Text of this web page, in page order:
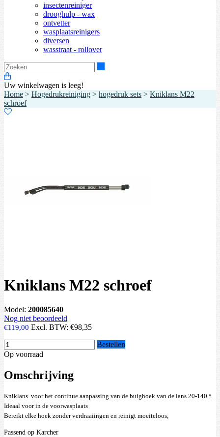
insectenreiniger
drooghulp - wax
ontvetter
wasplaatsreinigers
diversen
wasstraat - rollover
Uw winkelwagen is leeg!
Home > Hogedrukreiniging > hogedruk sets > Kniklans M22
schroef
Kniklans M22 schroef
Model: 200085640
Nog niet beoordeeld
€119,00 Excl. BTW: €98,35
Bestellen
Op voorraad
Omschrijving
Kniklans  voor het continue aanpassing van de buighoek van de lans 20-140 °.
Ideaal voor in de voorwasplaats
Bereikt elke hoek zonder verdraaiingen en reinigt moeiteloos,
Passend op Karcher